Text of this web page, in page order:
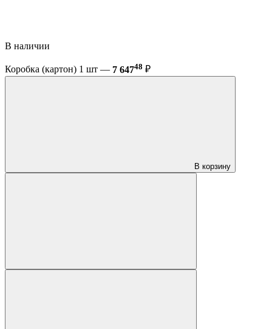
В наличии
Коробка (картон) 1 шт — 7 64748 ₽
В корзину